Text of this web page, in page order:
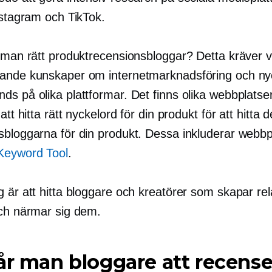
och TikTok.
rätt produktrecensionsbloggar? Detta kräver
kunskaper om internetmarknadsföring och
på olika plattformar. Det finns olika
hitta rätt nyckelord för din produkt för att hitta
för din produkt. Dessa inkluderar
Tool .
är att hitta bloggare och kreatörer som skapar
närmar sig dem.
man bloggare att